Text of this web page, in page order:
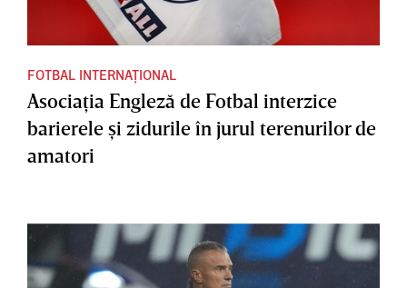
FOTBAL INTERNAȚIONAL
Asociaţia Engleză de Fotbal interzice
barierele şi zidurile în jurul terenurilor de
amatori